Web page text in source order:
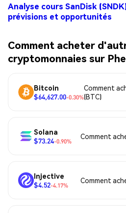
Analyse cours SanDisk
prévisions et opportunités
Comment acheter
cryptomonnaies sur
Bitcoin
$64,627.00-0.30%
Comment
(BTC)
Solana
$73.24-0.90%
Comment
Injective
$4.52-4.17%
Comment